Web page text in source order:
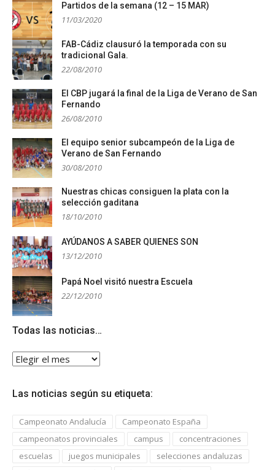
Partidos de la semana (12 – 15 MAR)
11/03/2020
FAB-Cádiz clausuró la temporada con su
tradicional Gala.
22/08/2010
El CBP jugará la final de la Liga de Verano de San
Fernando
26/08/2010
El equipo senior subcampeón de la Liga de
Verano de San Fernando
30/08/2010
Nuestras chicas consiguen la plata con la
selección gaditana
18/10/2010
AYÚDANOS A SABER QUIENES SON
13/12/2010
Papá Noel visitó nuestra Escuela
22/12/2010
Todas las noticias…
Todas
Las noticias según su etiqueta:
Campeonato Andalucía
Campeonato España
campeonatos provinciales
campus
concentraciones
escuelas
juegos municipales
selecciones andaluzas